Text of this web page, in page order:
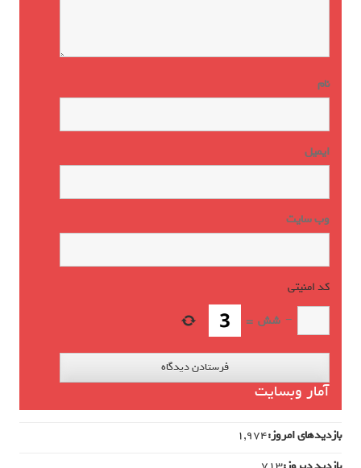
نام
ایمیل
وب‌ سایت
کد امنیتی*
− شش =
آمار وبسایت
بازدیدهای امروز:1,974